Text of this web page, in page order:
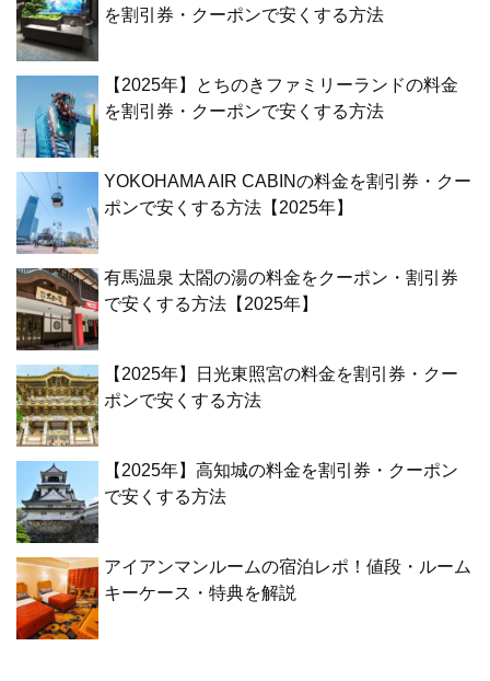
を割引券・クーポンで安くする方法
【2025年】とちのきファミリーランドの料金
を割引券・クーポンで安くする方法
YOKOHAMA AIR CABINの料金を割引券・クー
ポンで安くする方法【2025年】
有馬温泉 太閤の湯の料金をクーポン・割引券
で安くする方法【2025年】
【2025年】日光東照宮の料金を割引券・クー
ポンで安くする方法
【2025年】高知城の料金を割引券・クーポン
で安くする方法
アイアンマンルームの宿泊レポ！値段・ルーム
キーケース・特典を解説